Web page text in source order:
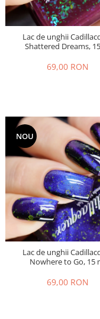
Lac de unghii
Shattered Dreams,
69,00 RON
NOU
Lac de unghii
Nowhere to Go, 15
69,00 RON